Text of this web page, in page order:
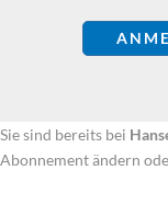
Sie sind bereits bei
Abonnement ändern